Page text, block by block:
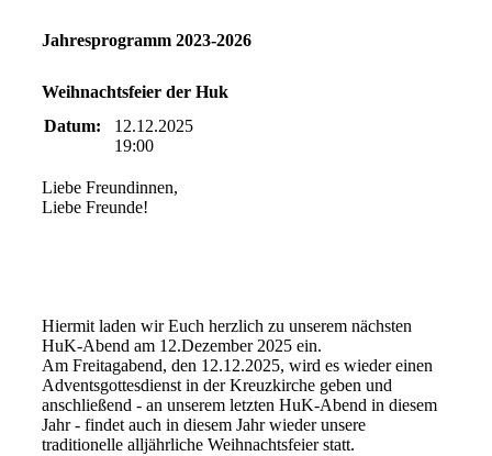
Jahresprogramm 2023-2026
Weihnachtsfeier der Huk
Datum:
12.12.2025
19:00
Liebe Freundinnen,
Liebe Freunde!
Hiermit laden wir Euch herzlich zu unserem nächsten
HuK-Abend am 12.Dezember 2025 ein.
Am Freitagabend, den 12.12.2025, wird es wieder einen
Adventsgottesdienst in der Kreuzkirche geben und
anschließend - an unserem letzten HuK-Abend in diesem
Jahr - findet auch in diesem Jahr wieder unsere
traditionelle alljährliche Weihnachtsfeier statt.